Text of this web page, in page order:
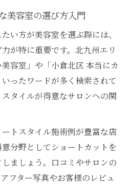
美容室の選び方入門
い方が美容室を選ぶ際には、
が特に重要です。北九州エリ
容室」や「小倉北区 本当にカ
ったワードが多く検索されて
タイルが得意なサロンへの関
トスタイル施術例が豊富な店
分野としてショートカットを
ましょう。口コミやサロンの
フター写真やお客様のレビュ